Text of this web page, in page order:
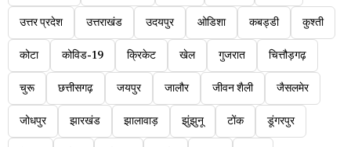
उत्तर प्रदेश उत्तराखंड उदयपुर ओडिशा कबड्डी कुश्ती
कोटा कोविड-19 क्रिकेट खेल गुजरात चित्तौड़गढ़
चुरू छत्तीसगढ़ जयपुर जालौर जीवन शैली जैसलमेर
जोधपुर झारखंड झालावाड़ झुंझुनू टोंक डूंगरपुर